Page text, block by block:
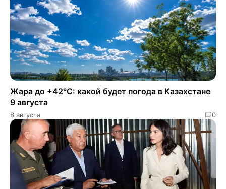
Жара до +42°C: какой будет погода в Казахстане
9 августа
8 августа 0